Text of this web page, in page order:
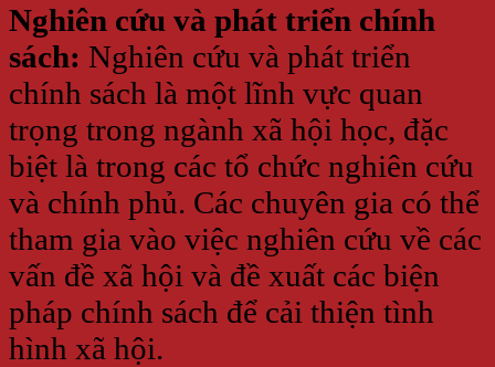
Nghiên cứu và phát triển chính
sách: Nghiên cứu và phát triển
chính sách là một lĩnh vực quan
trọng trong ngành xã hội học, đặc
biệt là trong các tổ chức nghiên cứu
và chính phủ. Các chuyên gia có thể
tham gia vào việc nghiên cứu về các
vấn đề xã hội và đề xuất các biện
pháp chính sách để cải thiện tình
hình xã hội.